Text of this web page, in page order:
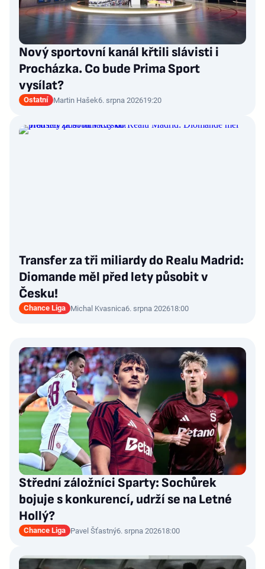
Nový sportovní kanál křtili slávisti i
Procházka. Co bude Prima Sport
vysílat?
Ostatní Martin Hašek6. srpna 202619:20
Transfer za tři miliardy do Realu Madrid:
Diomande měl před lety působit v
Česku!
Chance Liga Michal Kvasnica6. srpna 202618:00
Střední záložníci Sparty: Sochůrek
bojuje s konkurencí, udrží se na Letné
Hollý?
Chance Liga Pavel Šťastný6. srpna 202618:00